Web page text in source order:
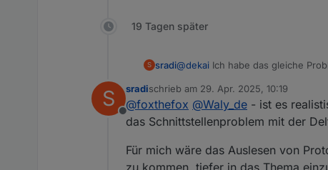
19 Tagen später
S sradi@dekai Ich habe das gleiche
Seitdem istbatSocimmer
Ich hab leider nicht genug
S
Offline
sradischrieb am 29. Apr. 2025, 10:19
zuletzt editiert von
@foxthefox @Waly_de - ist es
das Schnittstellenproblem mit der
Für mich wäre das Auslesen von
zu kommen, tiefer in das Thema